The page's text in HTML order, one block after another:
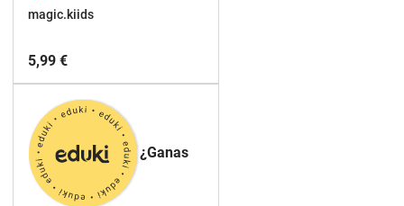
magic.kiids
5,99 €
¿Ganas